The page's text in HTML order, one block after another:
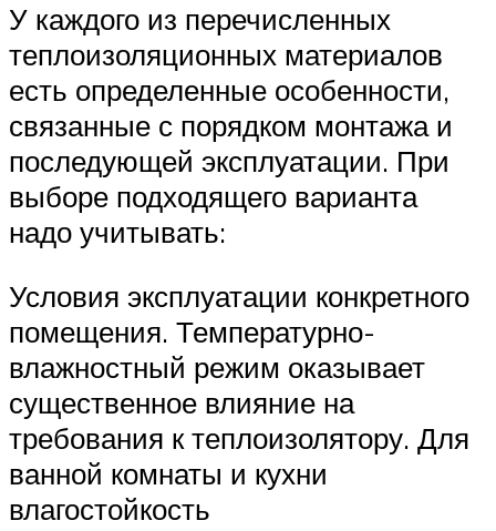
У каждого из перечисленных
теплоизоляционных материалов
есть определенные особенности,
связанные с порядком монтажа и
последующей эксплуатации. При
выборе подходящего варианта
надо учитывать:
Условия эксплуатации конкретного
помещения. Температурно-
влажностный режим оказывает
существенное влияние на
требования к теплоизолятору. Для
ванной комнаты и кухни
влагостойкость